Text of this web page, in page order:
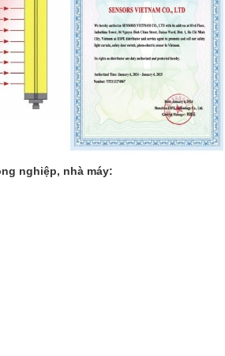
nghiệp, nhà máy: